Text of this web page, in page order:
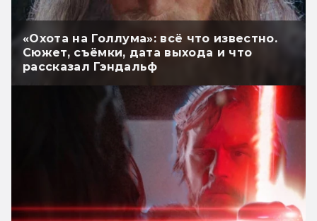
«Охота на Голлума»: всё что известно.
Сюжет, съёмки, дата выхода и что
рассказал Гэндальф